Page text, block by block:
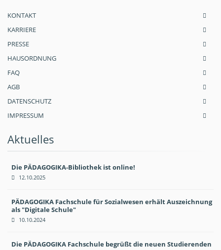
KONTAKT
KARRIERE
PRESSE
HAUSORDNUNG
FAQ
AGB
DATENSCHUTZ
IMPRESSUM
Aktuelles
Die PÄDAGOGIKA-Bibliothek ist online!
12.10.2025
PÄDAGOGIKA Fachschule für Sozialwesen erhält Auszeichnung
als "Digitale Schule"
10.10.2024
Die PÄDAGOGIKA Fachschule begrüßt die neuen Studierenden